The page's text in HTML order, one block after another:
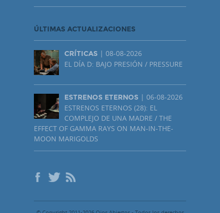
ÚLTIMAS ACTUALIZACIONES
CRÍTICAS | 08-08-2026
EL DÍA D: BAJO PRESIÓN / PRESSURE
ESTRENOS ETERNOS | 06-08-2026
ESTRENOS ETERNOS (28): EL
COMPLEJO DE UNA MADRE / THE
EFFECT OF GAMMA RAYS ON MAN-IN-THE-
MOON MARIGOLDS